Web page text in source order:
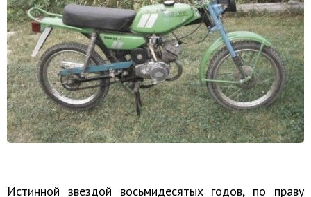
Истинной звездой восьмидесятых годов, по праву